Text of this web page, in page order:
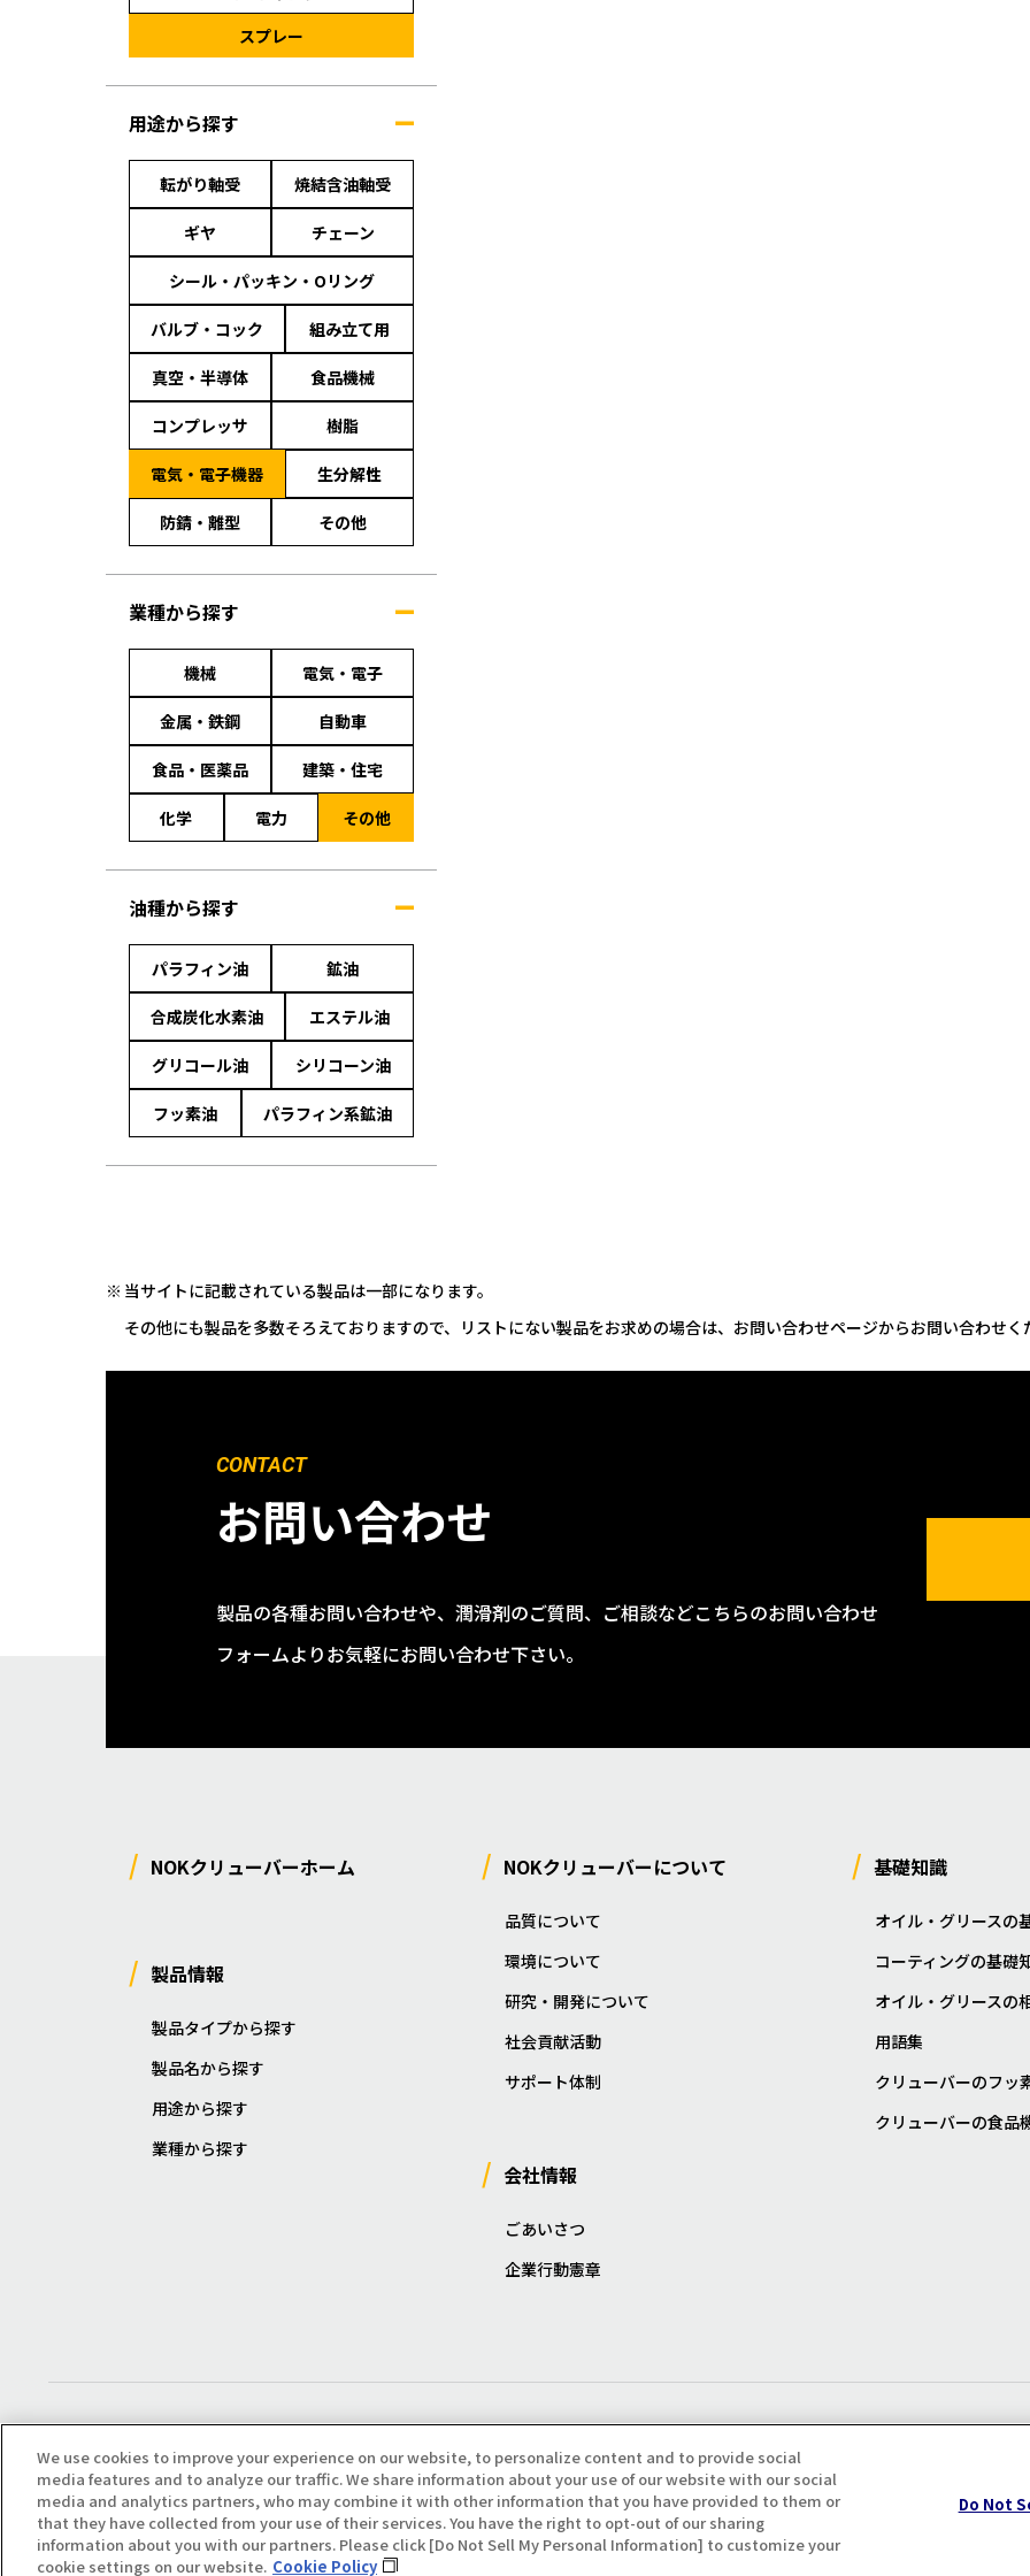
スプレー
用途から探す
転がり軸受 焼結含油軸受
ギヤ チェーン
シール・パッキン・Oリング
バルブ・コック 組み立て用
真空・半導体 食品機械
コンプレッサ 樹脂
電気・電子機器 生分解性
防錆・離型 その他
業種から探す
機械 電気・電子
金属・鉄鋼 自動車
食品・医薬品 建築・住宅
化学 電力 その他
油種から探す
パラフィン油 鉱油
合成炭化水素油 エステル油
グリコール油 シリコーン油
フッ素油 パラフィン系鉱油
当サイトに記載されている製品は一部になります。
その他にも製品を多数そろえておりますので、リストにない製品をお求めの場合は、お問い合わせページからお問い合わせく
CONTACT
お問い合わせ
製品の各種お問い合わせや、潤滑剤のご質問、ご相談などこちらのお問い合わせ
フォームよりお気軽にお問い合わせ下さい。
NOKクリューバーホーム
製品情報
製品タイプから探す
製品名から探す
用途から探す
業種から探す
NOKクリューバーについて
品質について
環境について
研究・開発について
社会貢献活動
サポート体制
会社情報
ごあいさつ
企業行動憲章
基礎知識
オイル・グリースの
コーティングの基礎
オイル・グリースの
用語集
クリューバーのフッ
クリューバーの食品
プライバシー・クッキーポリシ
Copyright(C) All Right Reserved. Producted by NOK KLÜBER CO., LTD.
We use cookies to improve your experience on our website, to personalize content and to provide social
media features and to analyze our traffic. We share information about your use of our website with our social
media and analytics partners, who may combine it with other information that you have provided to them or
that they have collected from your use of their services. You have the right to opt-out of our sharing
information about you with our partners. Please click [Do Not Sell My Personal Information] to customize your
cookie settings on our website. Cookie Policy
Do Not